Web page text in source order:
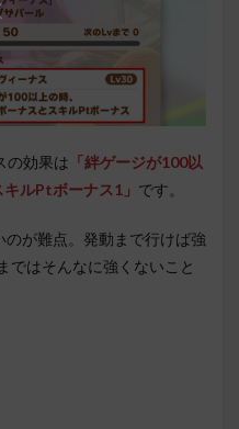
の効果は 「絆ゲージが100以
ルPtボーナス1」 です。
が難点。発動まで行けば強
ではそんなに強くないこと